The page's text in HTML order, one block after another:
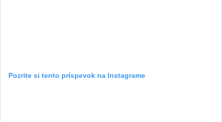
Pozrite si tento príspevok na Instagrame